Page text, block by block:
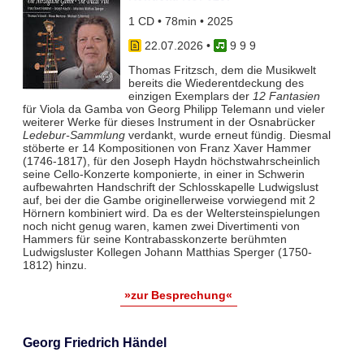
1 CD • 78min • 2025
22.07.2026 •
9 9 9
Thomas Fritzsch, dem die Musikwelt
bereits die Wiederentdeckung des
einzigen Exemplars der 12 Fantasien
für Viola da Gamba von Georg Philipp Telemann und vieler
weiterer Werke für dieses Instrument in der Osnabrücker
Ledebur-Sammlungverdankt, wurde erneut fündig. Diesmal
stöberte er 14 Kompositionen von Franz Xaver Hammer
(1746-1817), für den Joseph Haydn höchstwahrscheinlich
seine Cello-Konzerte komponierte, in einer in Schwerin
aufbewahrten Handschrift der Schlosskapelle Ludwigslust
auf, bei der die Gambe originellerweise vorwiegend mit 2
Hörnern kombiniert wird. Da es der Weltersteinspielungen
noch nicht genug waren, kamen zwei Divertimenti von
Hammers für seine Kontrabasskonzerte berühmten
Ludwigsluster Kollegen Johann Matthias Sperger (1750-
1812) hinzu.
»zur Besprechung«
Georg Friedrich Händel